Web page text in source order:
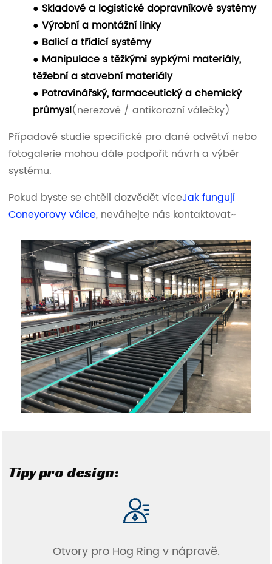
● Skladové a logistické dopravníkové systémy
● Výrobní a montážní linky
● Balicí a třídicí systémy
● Manipulace s těžkými sypkými materiály,
těžební a stavební materiály
● Potravinářský, farmaceutický a chemický
průmysl(nerezové / antikorozní válečky)
Případové studie specifické pro dané odvětví nebo
fotogalerie mohou dále podpořit návrh a výběr
systému.
Pokud byste se chtěli dozvědět víceJak fungují
Coneyorovy válce, neváhejte nás kontaktovat~
Tipy pro design:
Otvory pro Hog Ring v nápravě.